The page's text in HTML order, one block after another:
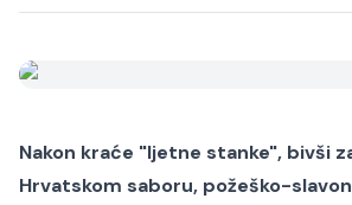
Nakon kraće "ljetne stanke", bivši
Hrvatskom saboru, požeško-